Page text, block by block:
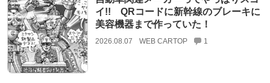
イ!! QRコードに新幹線のブレーキに
美容機器まで作っていた！
2026.08.07 WEB CARTOP 1